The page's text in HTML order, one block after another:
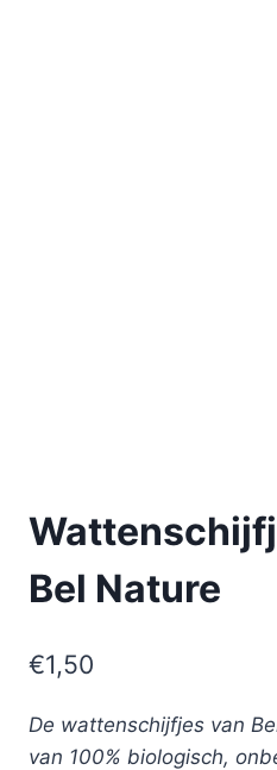
Bel Nature
€1,50
De wattenschijfjes van
van 100% biologisch,